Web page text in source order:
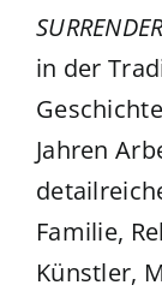
in der
Jahren
Familie,
Künstler,